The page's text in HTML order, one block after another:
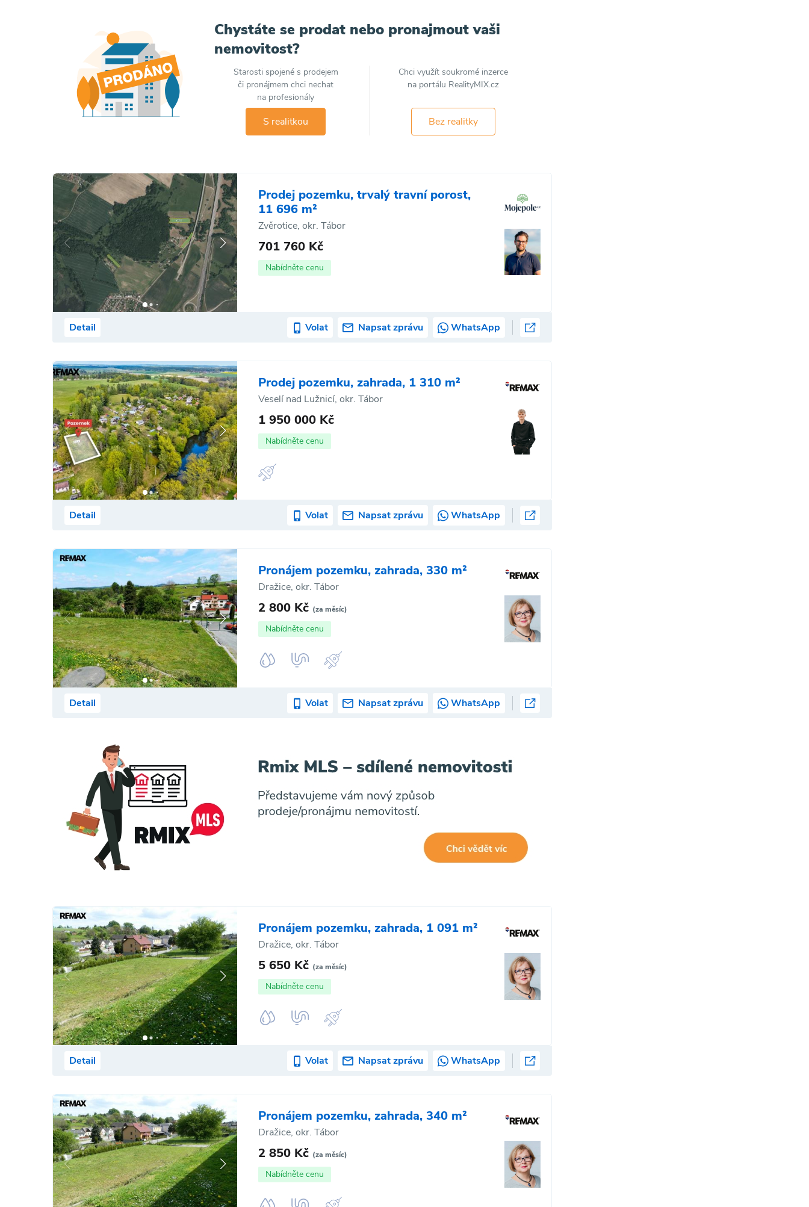
Chystáte se prodat nebo pronajmout vaši
nemovitost?
Starosti spojené s prodejem
či pronájmem chci nechat
na profesionály
S realitkou
Chci využít soukromé inzerce
na portálu RealityMIX.cz
Bez realitky
Prodej pozemku, trvalý travní porost,
11 696 m²
Zvěrotice, okr. Tábor
701 760 Kč
Nabídněte cenu
Detail Volat Napsat zprávu WhatsApp
Prodej pozemku, zahrada, 1 310 m²
Veselí nad Lužnicí, okr. Tábor
1 950 000 Kč
Nabídněte cenu
Detail Volat Napsat zprávu WhatsApp
Pronájem pozemku, zahrada, 330 m²
Dražice, okr. Tábor
2 800 Kč (za měsíc)
Nabídněte cenu
Detail Volat Napsat zprávu WhatsApp
Pronájem pozemku, zahrada, 1 091 m²
Dražice, okr. Tábor
5 650 Kč (za měsíc)
Nabídněte cenu
Detail Volat Napsat zprávu WhatsApp
Pronájem pozemku, zahrada, 340 m²
Dražice, okr. Tábor
2 850 Kč (za měsíc)
Nabídněte cenu